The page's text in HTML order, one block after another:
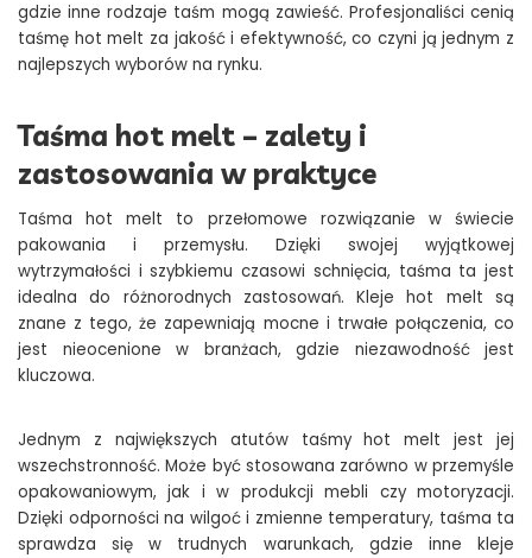
gdzie inne rodzaje taśm mogą zawieść. Profesjonaliści cenią
taśmę hot melt za jakość i efektywność, co czyni ją jednym z
najlepszych wyborów na rynku.
Taśma hot melt – zalety i
zastosowania w praktyce
Taśma hot melt to przełomowe rozwiązanie w świecie
pakowania i przemysłu. Dzięki swojej wyjątkowej
wytrzymałości i szybkiemu czasowi schnięcia, taśma ta jest
idealna do różnorodnych zastosowań. Kleje hot melt są
znane z tego, że zapewniają mocne i trwałe połączenia, co
jest nieocenione w branżach, gdzie niezawodność jest
kluczowa.
Jednym z największych atutów taśmy hot melt jest jej
wszechstronność. Może być stosowana zarówno w przemyśle
opakowaniowym, jak i w produkcji mebli czy motoryzacji.
Dzięki odporności na wilgoć i zmienne temperatury, taśma ta
sprawdza się w trudnych warunkach, gdzie inne kleje